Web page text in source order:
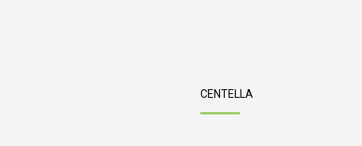
CENTELLA